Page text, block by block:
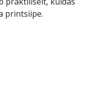
printsiipe.